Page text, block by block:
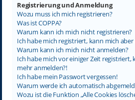
Registrierung und Anmeldung
Wozu muss ich mich registrieren?
Was ist COPPA?
Warum kann ich mich nicht registrieren?
Ich habe mich registriert, kann mich
Warum kann ich mich nicht anmelden?
Ich habe mich vor einiger Zeit registriert,
mehr anmelden?!
Ich habe mein Passwort vergessen!
Warum werde ich automatisch
Wozu ist die Funktion „Alle Cookies